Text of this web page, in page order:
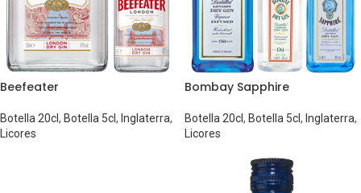
Beefeater
Botella 20cl, Botella 5cl, Inglaterra,
Licores
Bombay Sapphire
Botella 20cl, Botella 5cl, Inglaterra,
Licores